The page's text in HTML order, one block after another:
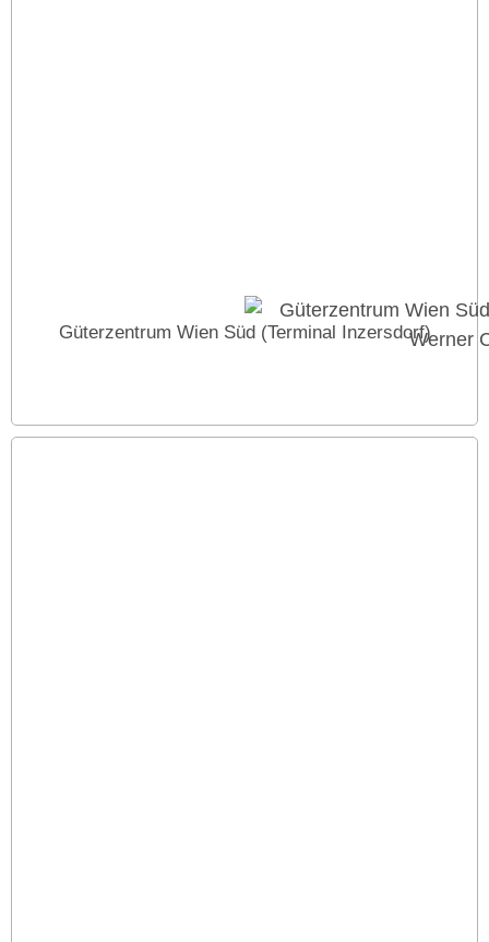
Güterzentrum Wien Süd (Terminal Inzersdorf)